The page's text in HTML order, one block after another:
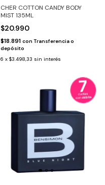
CHER COTTON CANDY BODY
MIST 135ML
$20.990
$18.891 con Transferencia o
depósito
6 x $3.498,33 sin interés